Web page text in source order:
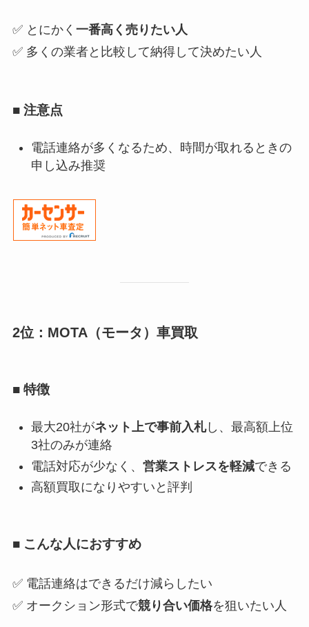
✅ とにかく 一番高く売りたい人
✅ 多くの業者と比較して納得して決めたい人
■ 注意点
電話連絡が多くなるため、時間が取れるときの
申し込み推奨
2位：MOTA（モータ）車買取
■ 特徴
最大20社がネット上で事前入札し、最高額上位
3社のみが連絡
電話対応が少なく、 営業ストレスを軽減できる
高額買取になりやすいと評判
■ こんな人におすすめ
✅ 電話連絡はできるだけ減らしたい
✅ オークション形式で競り合い価格を狙いたい人